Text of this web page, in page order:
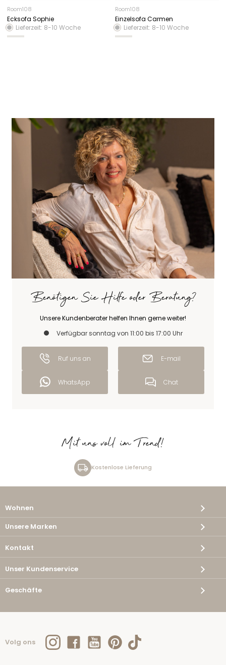
Room108
Ecksofa Sophie
Lieferzeit: 8-10 Woche
Room108
Einzelsofa Carmen
Lieferzeit: 8-10 Woche
Benötigen Sie Hilfe oder Beratung?
Unsere Kundenberater helfen Ihnen gerne weiter!
Verfügbar sonntag von 11:00 bis 17:00 Uhr
Ruf uns an E-mail
WhatsApp Chat
Mit uns voll im Trend!
Kostenlose Lieferung
Wohnen
Unsere Marken
Kontakt
Unser Kundenservice
Geschäfte
Volg ons